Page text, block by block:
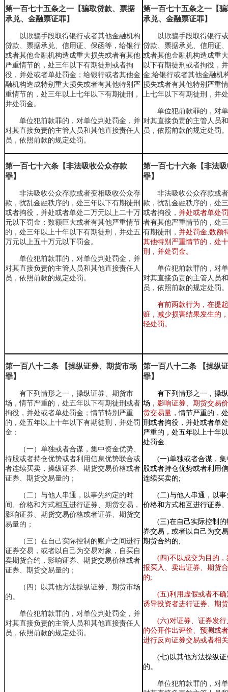
第一百七十五条之一【骗取贷款、票据
承兑、金融票证罪】
以欺骗手段取得银行或者其他金融机构
贷款、票据承兑、信用证、保函等，给银行
或者其他金融机构造成重大损失或者有其他
严重情节的，处三年以下有期徒刑或者拘
役，并处或者单处罚金；给银行或者其他金
融机构造成特别重大损失或者有其他特别严
重情节的，处三年以上七年以下有期徒刑，
并处罚金。
单位犯前款罪的，对单位判处罚金，并
对其直接负责的主管人员和其他直接责任人
员，依照前款的规定处罚。
第一百七十五条之一【
承兑、金融票证罪】
以欺骗手段取得银行
贷款、票据承兑、信用证
或者其他金融机构造成重
以下有期徒刑或者拘役 ，
金;给银行或者其他金融机
损失或者有其他特别严重
上七年以下有期徒刑 ，并
单位犯前款罪的，对
对其直接负责的主管人员
员，依照前款的规定处罚
第一百七十六条【非法吸收公众存款
罪】
非法吸收公众存款或者变相吸收公众存
款，扰乱金融秩序的，处三年以下有期徒刑
或者拘役，并处或者单处二万元以上二十万
元以下罚金；数额巨大或者有其他严重情节
的，处三年以上十年以下有期徒刑，并处五
万元以上五十万元以下罚金。
单位犯前款罪的，对单位判处罚金，并
对其直接负责的主管人员和其他直接责任人
员，依照前款的规定处罚。
第一百七十六条【非法
罪】
非法吸收公众存款或
款 ，扰乱金融秩序的 ，处
或者拘役 ，并处或者单处
者有其他严重情节的 ，处
有期徒刑 ，并处罚金;数额
其他特别严重情节的 ，处
刑 ，并处罚金。
单位犯前款罪的 ，对
对其直接负责的主管人员
员 ，依照前款的规定处罚
有前两款行为 ，在提
赃 ，减少损害结果发生的
轻处罚。
第一百八十二条 【操纵证券、期货市场
罪】
有下列情形之一，操纵证券、期货市
场，情节严重的，处五年以下有期徒刑或者
拘役，并处或者单处罚金；情节特别严重
的，处五年以上十年以下有期徒刑，并处罚
金：
（一）单独或者合谋，集中资金优势、
持股或者持仓优势或者利用信息优势联合或
者连续买卖 ，操纵证券、期货交易价格或者
证券、期货交易量的；
（二）与他人串通，以事先约定的时
间、价格和方式相互进行证券、期货交易 ，
影响证券、期货交易价格或者证券、期货交
易量的；
（三）在自己实际控制的账户之间进行
证券交易，或者以自己为交易对象，自买自
卖期货合约 ，影响证券、期货交易价格或者
证券、期货交易量的；
（四）以其他方法操纵证券、期货市场
的。
单位犯前款罪的，对单位判处罚金，并
对其直接负责的主管人员和其他直接责任人
员，依照前款的规定处罚。
第一百八十二条 【操纵
罪】
有下列情形之一 ，操
场 ，影响证券、期货交易
货交易量 ，情节严重的 ，
刑或者拘役 ，并处或者单
严重的 ，处五年以上十年
处罚金:
(一)单独或者合谋 ，集
股或者持仓优势或者利用
连续买卖的;
(二)与他人串通 ， 以
价格和方式相互进行证券
(三)在自己实际控制
券交易 ，或者以自己为交
期货合约的;
(四)不以成交为目的 ，
报买入、卖出证券、期货
的;
(五)利用虚假或者不
诱导投资者进行证券、期
(六)对证券、证券发
的公开作出评价、预测或
进行反向证券交易或者相
(七)以其他方法操纵
的。
单位犯前款罪的，对